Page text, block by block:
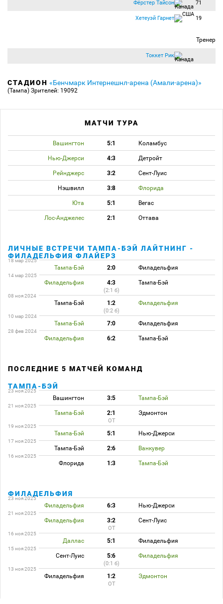
Фёрстер Тайсон 71
Хетеуэй Гарнет 19
Тренер
Токкет Рик
СТАДИОН «Бенчмарк Интернешнл-арена (Амали-арена)»
(Тампа) Зрителей: 19092
МАТЧИ ТУРА
Вашингтон 5:1 Коламбус
Нью-Джерси 4:3 Детройт
Рейнджерс 3:2 Сент-Луис
Нэшвилл 3:8 Флорида
Юта 5:1 Вегас
Лос-Анджелес 2:1 Оттава
ЛИЧНЫЕ ВСТРЕЧИ ТАМПА-БЭЙ ЛАЙТНИНГ -
ФИЛАДЕЛЬФИЯ ФЛАЙЕРЗ
18 мар 2025
Тампа-Бэй 2:0 Филадельфия
14 мар 2025
Филадельфия 4:3 Тампа-Бэй
(2:1 б)
08 ноя 2024
Тампа-Бэй 1:2 Филадельфия
(0:2 б)
10 мар 2024
Тампа-Бэй 7:0 Филадельфия
28 фев 2024
Филадельфия 6:2 Тампа-Бэй
ПОСЛЕДНИЕ 5 МАТЧЕЙ КОМАНД
ТАМПА-БЭЙ
23 ноя 2025
Вашингтон 3:5 Тампа-Бэй
21 ноя 2025
Тампа-Бэй 2:1 Эдмонтон
ОТ
19 ноя 2025
Тампа-Бэй 5:1 Нью-Джерси
17 ноя 2025
Тампа-Бэй 2:6 Ванкувер
16 ноя 2025
Флорида 1:3 Тампа-Бэй
ФИЛАДЕЛЬФИЯ
23 ноя 2025
Филадельфия 6:3 Нью-Джерси
21 ноя 2025
Филадельфия 3:2 Сент-Луис
ОТ
16 ноя 2025
Даллас 5:1 Филадельфия
15 ноя 2025
Сент-Луис 5:6 Филадельфия
(0:1 б)
13 ноя 2025
Филадельфия 1:2 Эдмонтон
ОТ